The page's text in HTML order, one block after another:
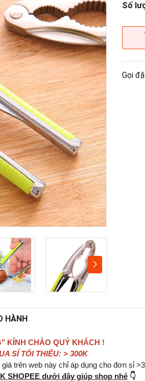
Số
Gọi
HÀNH
KÍNH CHÀO QUÝ KHÁCH !
SỈ TỐI THIỂU: > 300K
trên web này chỉ áp dụng cho đơn sỉ
SHOPEE dưới đây giúp shop nhé👇